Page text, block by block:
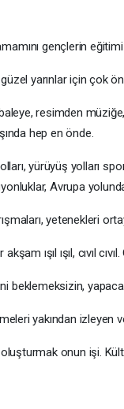
gençlerin
yarınlar için çok
resimden
hep en önde.
yürüyüş yolları
Avrupa
yetenekleri
ışıl ışıl, cıvıl
beklemeksizin,
yakından izleyen
oluşturmak onun işi.